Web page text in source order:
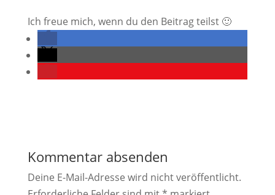
Ich freue mich, wenn du den Beitrag teilst 🙂
Kommentar absenden
Deine E-Mail-Adresse wird nicht veröffentlicht.